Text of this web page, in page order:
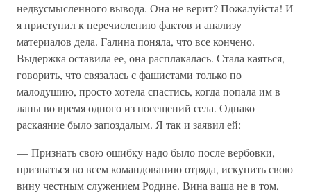
недвусмысленного вывода. Она не верит? Пожалуйста! И
я приступил к перечислению фактов и анализу
материалов дела. Галина поняла, что все кончено.
Выдержка оставила ее, она расплакалась. Стала каяться,
говорить, что связалась с фашистами только по
малодушию, просто хотела спастись, когда попала им в
лапы во время одного из посещений села. Однако
раскаяние было запоздалым. Я так и заявил ей:
— Признать свою ошибку надо было после вербовки,
признаться во всем командованию отряда, искупить свою
вину честным служением Родине. Вина ваша не в том,